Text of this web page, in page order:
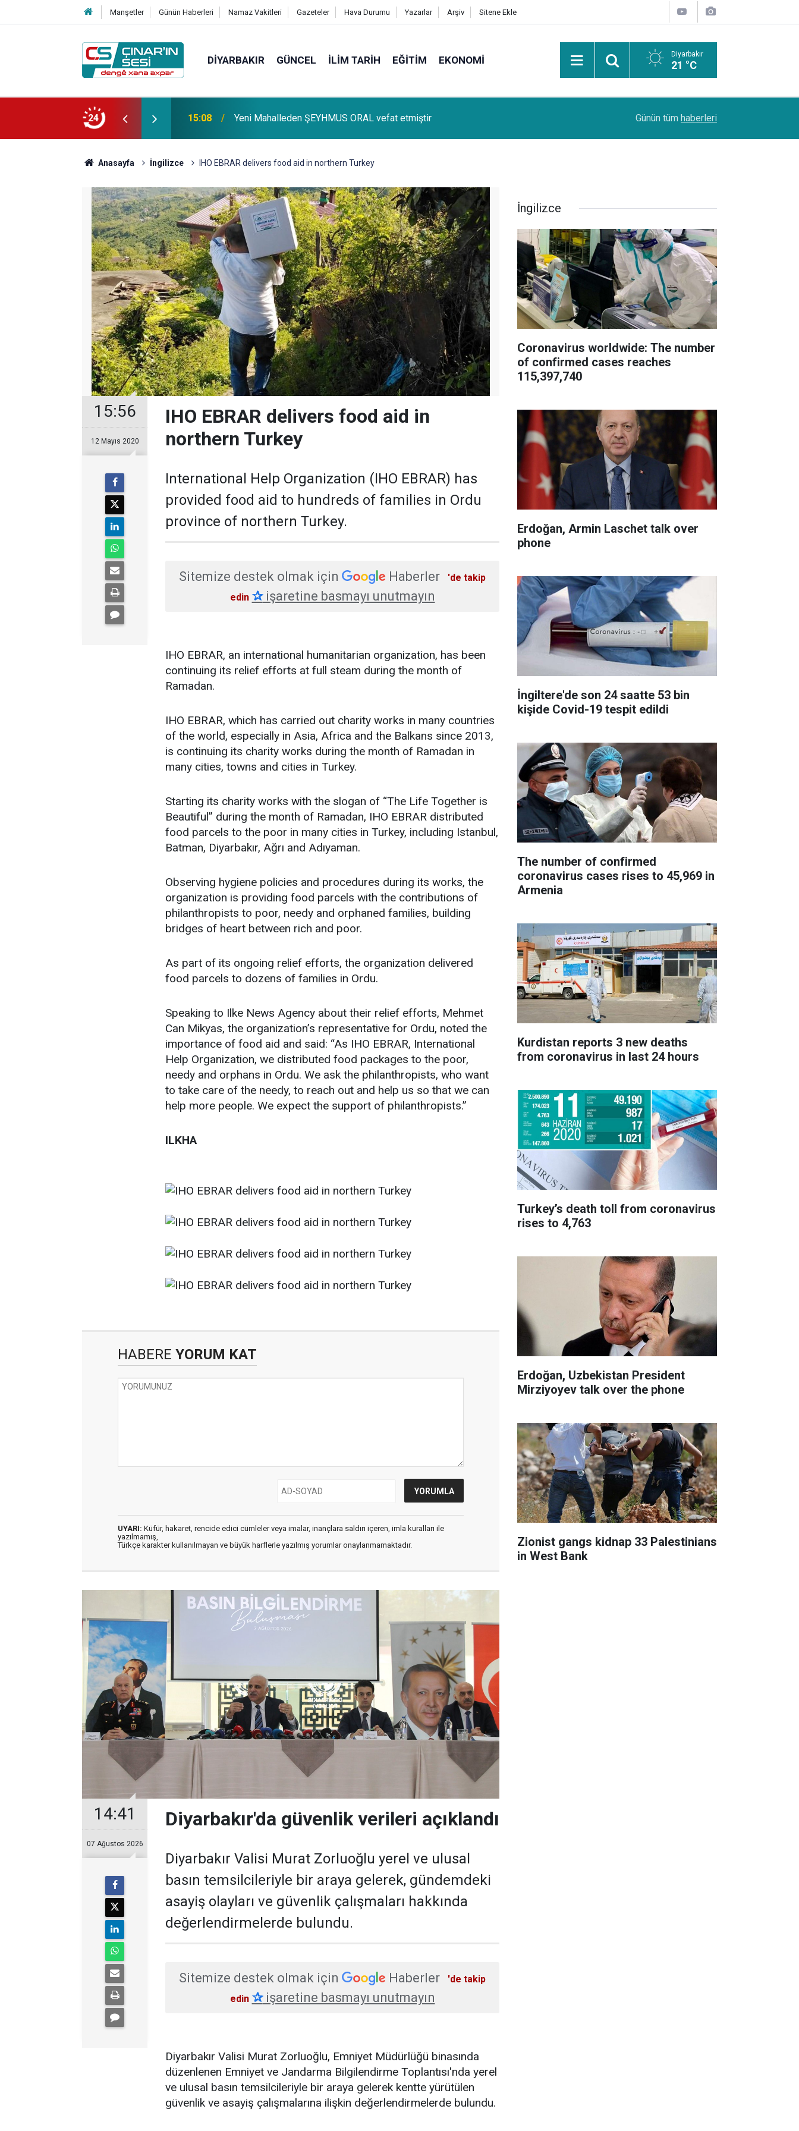
Manşetler Günün Haberleri Namaz Vakitleri Gazeteler Hava Durumu Yazarlar Arşiv Sitene Ekle
DIYARBAKIR GÜNCEL İLIM TARIH EĞITIM EKONOMI Diyarbakır
21 °C
24 14:51 Çınar ilçemize bağlı Kûrik Köyünden MEYRİ GÜL vefat etmiştir
kanserlerine de yol açabilir
Günün tüm haberleri
Anasayfa İngilizce ​IHO EBRAR delivers food aid in northern Turkey
15:56
12 Mayıs 2020
​IHO EBRAR delivers food aid in
northern Turkey
International Help Organization (IHO EBRAR) has
provided food aid to hundreds of families in Ordu
province of northern Turkey.
Sitemize destek olmak için Haberler
'de takip
edin ✰işaretine basmayı unutmayın
IHO EBRAR, an international humanitarian organization, has been
continuing its relief efforts at full steam during the month of
Ramadan.
IHO EBRAR, which has carried out charity works in many countries
of the world, especially in Asia, Africa and the Balkans since 2013,
is continuing its charity works during the month of Ramadan in
many cities, towns and cities in Turkey.
Starting its charity works with the slogan of “The Life Together is
Beautiful” during the month of Ramadan, IHO EBRAR distributed
food parcels to the poor in many cities in Turkey, including Istanbul,
Batman, Diyarbakır, Ağrı and Adıyaman.
Observing hygiene policies and procedures during its works, the
organization is providing food parcels with the contributions of
philanthropists to poor, needy and orphaned families, building
bridges of heart between rich and poor.
As part of its ongoing relief efforts, the organization delivered
food parcels to dozens of families in Ordu.
Speaking to Ilke News Agency about their relief efforts, Mehmet
Can Mikyas, the organization’s representative for Ordu, noted the
importance of food aid and said: “As IHO EBRAR, International
Help Organization, we distributed food packages to the poor,
needy and orphans in Ordu. We ask the philanthropists, who want
to take care of the needy, to reach out and help us so that we can
help more people. We expect the support of philanthropists.”
ILKHA
HABERE YORUM KAT
UYARI: Küfür, hakaret, rencide edici cümleler veya imalar, inançlara saldırı içeren, imla kuralları ile
yazılmamış,
Türkçe karakter kullanılmayan ve büyük harflerle yazılmış yorumlar onaylanmamaktadır.
14:41
07 Ağustos 2026
Diyarbakır'da güvenlik verileri açıklandı
Diyarbakır Valisi Murat Zorluoğlu yerel ve ulusal
basın temsilcileriyle bir araya gelerek, gündemdeki
asayiş olayları ve güvenlik çalışmaları hakkında
değerlendirmelerde bulundu.
Sitemize destek olmak için Haberler
'de takip
edin ✰işaretine basmayı unutmayın
Diyarbakır Valisi Murat Zorluoğlu, Emniyet Müdürlüğü binasında
düzenlenen Emniyet ve Jandarma Bilgilendirme Toplantısı'nda yerel
ve ulusal basın temsilcileriyle bir araya gelerek kentte yürütülen
güvenlik ve asayiş çalışmalarına ilişkin değerlendirmelerde bulundu.
İngilizce
Coronavirus worldwide: The number
of confirmed cases reaches
115,397,740
Erdoğan, Armin Laschet talk over
phone
İngiltere'de son 24 saatte 53 bin
kişide Covid-19 tespit edildi
The number of confirmed
coronavirus cases rises to 45,969 in
Armenia
Kurdistan reports 3 new deaths
from coronavirus in last 24 hours
Turkey’s death toll from coronavirus
rises to 4,763
Erdoğan, Uzbekistan President
Mirziyoyev talk over the phone
Zionist gangs kidnap 33 Palestinians
in West Bank